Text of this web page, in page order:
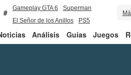
Gameplay GTA 6
Superman
El Señor de los Anillos
PS5
Análisis Guías Juegos